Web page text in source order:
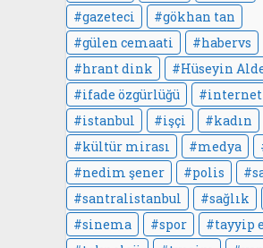
gazeteci
gökhan tan
gülen cemaati
habervs
hrant dink
Hüseyin
ifade özgürlüğü
internet
istanbul
işçi kadın
kültür mirası
medya
nedim şener
polis
santralistanbul
sağlık
sinema
spor
tayyip